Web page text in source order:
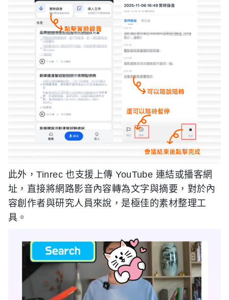
此外，Tinrec 也支援上傳 YouTube 連結或播客網
址，直接將網路影音內容轉為文字與摘要，對於內
容創作者與研究人員來說，是極佳的素材整理工
具。